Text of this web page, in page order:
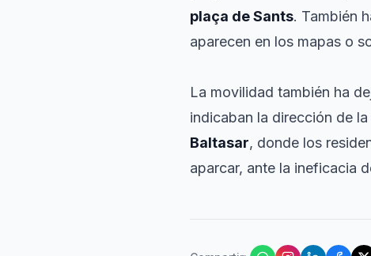
plaça de Sants. También
aparecen en los mapas o
La movilidad también ha
indicaban la dirección de
Baltasar, donde los
aparcar, ante la ineficacia